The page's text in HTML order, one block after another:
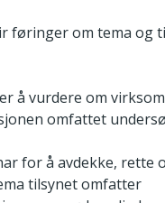
føringer om tema og
å vurdere om
omfattet
for å avdekke, rette
tilsynet omfatter